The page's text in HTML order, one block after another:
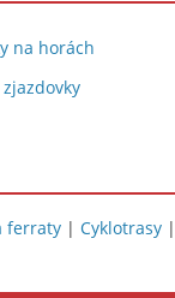
na horách
ferraty | Cyklotrasy |